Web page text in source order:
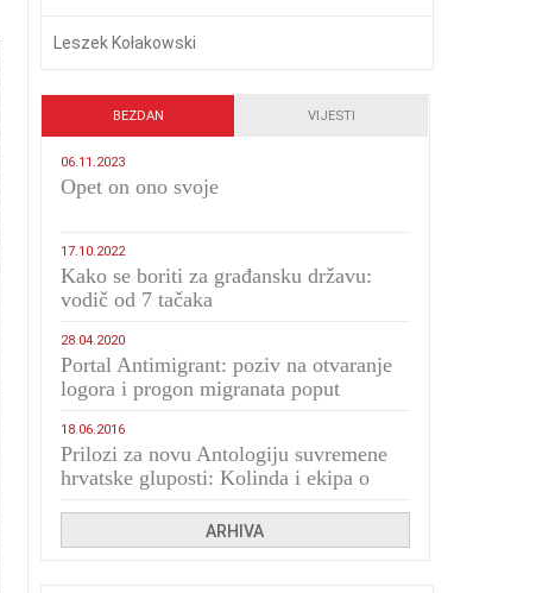
Leszek Kołakowski
BEZDAN VIJESTI
06.11.2023
​Opet on ono svoje
17.10.2022
Kako se boriti za građansku državu:
vodič od 7 tačaka
28.04.2020
Portal Antimigrant: poziv na otvaranje
logora i progon migranata poput
18.06.2016
Prilozi za novu Antologiju suvremene
hrvatske gluposti: Kolinda i ekipa o
ARHIVA